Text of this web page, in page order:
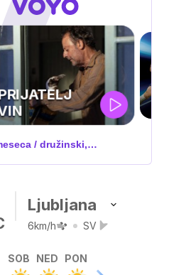
VOYO: sreda ob 20.30
Ljubljana
6km/h SV
SOB NED PON